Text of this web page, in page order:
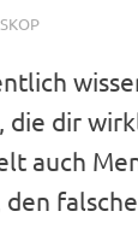
die dir
auch